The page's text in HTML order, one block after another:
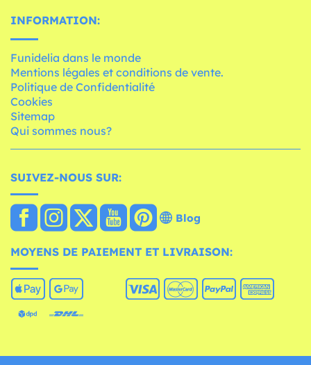
INFORMATION:
Funidelia dans le monde
Mentions légales et conditions de vente.
Politique de Confidentialité
Cookies
Sitemap
Qui sommes nous?
SUIVEZ-NOUS SUR:
Blog
MOYENS DE PAIEMENT ET LIVRAISON: